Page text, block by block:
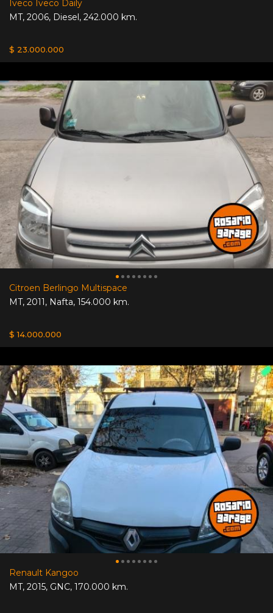
Iveco Iveco Daily
MT, 2006, Diesel, 242.000 km.
$ 23.000.000
Citroen Berlingo Multispace
MT, 2011, Nafta, 154.000 km.
$ 14.000.000
Renault Kangoo
MT, 2015, GNC, 170.000 km.